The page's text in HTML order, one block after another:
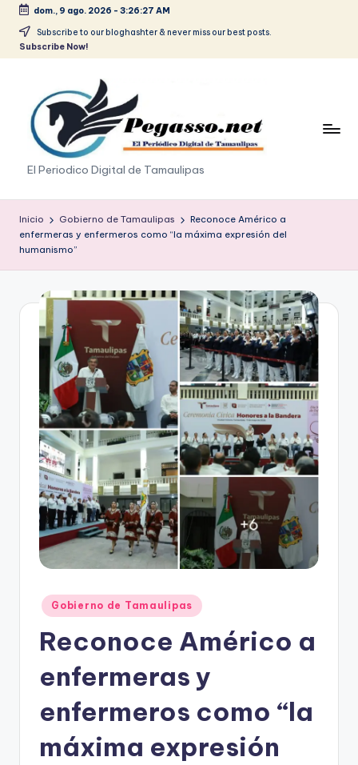
Saltar
dom., 9 ago. 2026 - 3:26:27 AM
Subscribe to our bloghashter & never miss our best posts.
Subscribe Now!
p
e
g
a
s
o
El Periodico Digital de Tamaulipas
Inicio Gobierno de Tamaulipas
Reconoce Américo a
enfermeras y enfermeros como “la máxima expresión del
humanismo”
Publicado
en
Gobierno de Tamaulipas
Reconoce Américo a
enfermeras y
enfermeros como “la
máxima expresión